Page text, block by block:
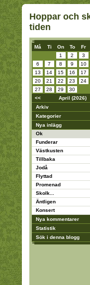
Hoppar och
tiden
Må Ti On To Fr
1
2 3
6
7 8 9 10
13
14 15 16 17
20
21 22 23 24
27
28 29
30
<<
April (2026)
Arkiv
Kategorier
Nya inlägg
Ok
Funderar
Västkusten
Tillbaka
Jodå
Flyttad
Promenad
Skolk...
Äntligen
Konsert
Nya kommentarer
Statistik
Sök i denna blogg